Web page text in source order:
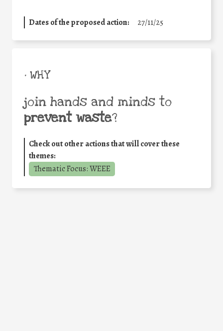
Dates of the proposed action: 27/11/25
• WHY
join hands and minds to
prevent waste?
Check out other actions that will cover these
themes:
Thematic Focus: WEEE